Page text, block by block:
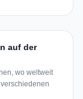
auf der
wo weltweit